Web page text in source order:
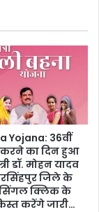
Yojana: 36वीं
करने का दिन हुआ
डॉ. मोहन यादव
जिले के
क्लिक के
करेंगे जारी…